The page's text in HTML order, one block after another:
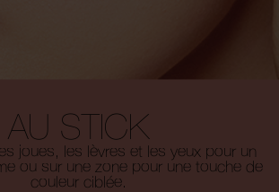
AU STICK
joues, les lèvres et les yeux pour un
ou sur une zone pour une touche de
couleur ciblée.